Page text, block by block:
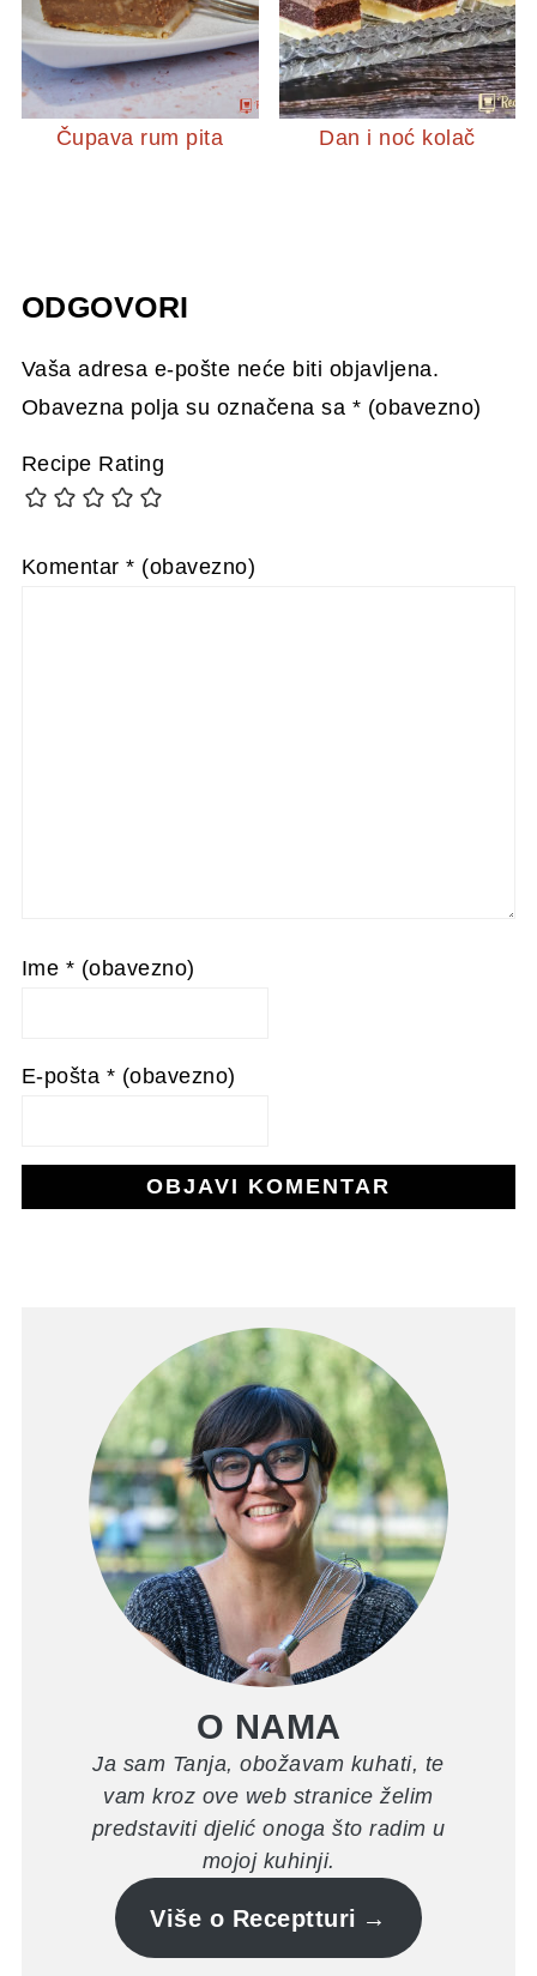
Čupava rum pita Dan i noć kolač
ODGOVORI
Vaša adresa e-pošte neće biti objavljena.
Obavezna polja su označena sa * (obavezno)
Recipe Rating
Komentar* (obavezno)
Ime * (obavezno)
E-pošta * (obavezno)
O NAMA
Ja sam Tanja, obožavam kuhati, te
vam kroz ove web stranice želim
predstaviti djelić onoga što radim u
mojoj kuhinji.
Više o Receptturi